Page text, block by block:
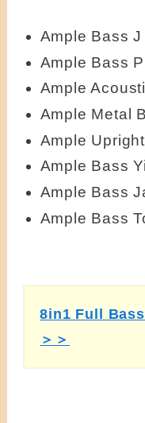
Ample Bass J
Ample Bass
Ample
Ample Metal
Ample
Ample Bass
Ample Bass
Ample Bass
8in1 Full Bass
＞＞